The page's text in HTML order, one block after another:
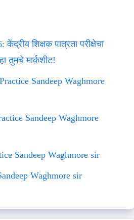
शिक्षक पात्रता परीक्षेचा
तुमचे मार्कशीट!
Sandeep Waghmore
Sandeep Waghmore
Sandeep Waghmore sir
Waghmore sir